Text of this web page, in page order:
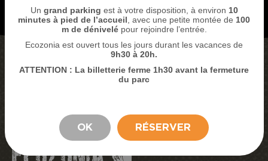
ACHETER MES BILLETS
SEJOUR
Un grand parking est à votre disposition, à environ 10
minutes à pied de l’accueil , avec une petite montée de 100
m de dénivelépour rejoindre l’entrée.
Ecozonia est ouvert tous les jours durant les vacances de
9h30 à 20h.
ATTENTION : La billetterie ferme 1h30 avant la fermeture
du parc
OK RÉSERVER